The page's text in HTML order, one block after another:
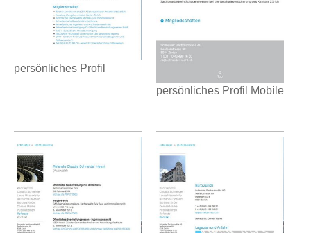
persönliches Profil
persönliches Profil Mobile